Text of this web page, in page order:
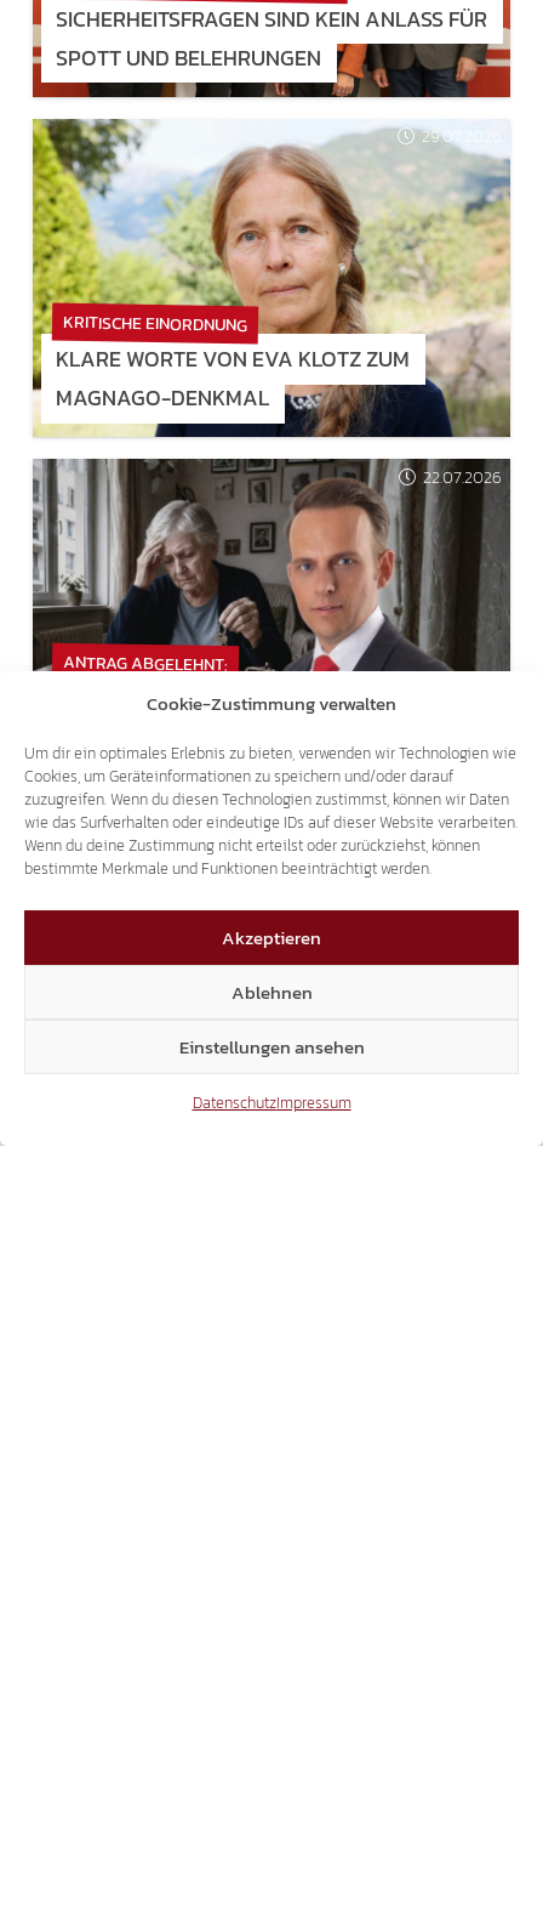
Cookie-Zustimmung verwalten
Um dir ein optimales Erlebnis zu bieten, verwenden wir Technologien wie
Cookies, um Geräteinformationen zu speichern und/oder darauf
zuzugreifen. Wenn du diesen Technologien zustimmst, können wir Daten
wie das Surfverhalten oder eindeutige IDs auf dieser Website verarbeiten.
Wenn du deine Zustimmung nicht erteilst oder zurückziehst, können
bestimmte Merkmale und Funktionen beeinträchtigt werden.
Akzeptieren
Ablehnen
Einstellungen ansehen
DatenschutzImpressum
SICHERHEITSFRAGEN SIND KEIN ANLASS FÜR
SPOTT UND BELEHRUNGEN
29.07.2026
KRITISCHE EINORDNUNG
KLARE WORTE VON EVA KLOTZ ZUM
MAGNAGO-DENKMAL
22.07.2026
ANTRAG ABGELEHNT:
MEHRHEIT IM LANDTAG SAGT NEIN ZU
MIETANPASSUNGEN FÜR RENTNER!